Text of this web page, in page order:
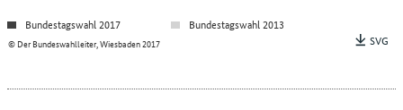
© Der Bundeswahlleiter, Wiesbaden 2017
Bundestagswahl 2017
Bundestagswahl 2013
SVG